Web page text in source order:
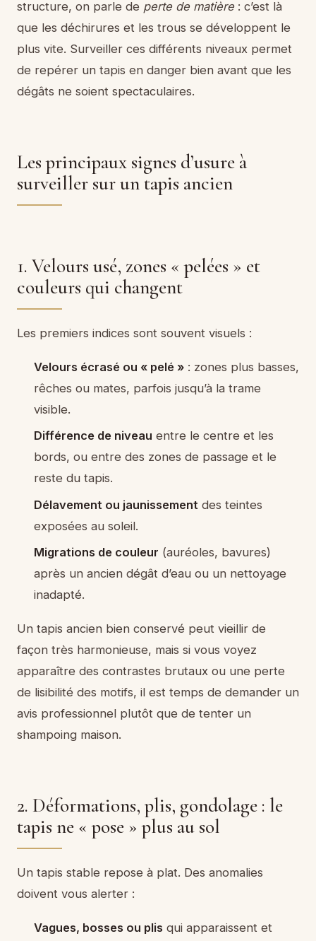
structure, on parle de perte de matière: c’est là
que les déchirures et les trous se développent le
plus vite. Surveiller ces différents niveaux permet
de repérer un tapis en danger bien avant que les
dégâts ne soient spectaculaires.
Les principaux signes d’usure à
surveiller sur un tapis ancien
1. Velours usé, zones « pelées » et
couleurs qui changent
Les premiers indices sont souvent visuels :
Velours écrasé ou « pelé »: zones plus basses,
rêches ou mates, parfois jusqu’à la trame
visible.
Différence de niveau entre le centre et les
bords, ou entre des zones de passage et le
reste du tapis.
Délavement ou jaunissement des teintes
exposées au soleil.
Migrations de couleur (auréoles, bavures)
après un ancien dégât d’eau ou un nettoyage
inadapté.
Un tapis ancien bien conservé peut vieillir de
façon très harmonieuse, mais si vous voyez
apparaître des contrastes brutaux ou une perte
de lisibilité des motifs, il est temps de demander un
avis professionnel plutôt que de tenter un
shampoing maison.
2. Déformations, plis, gondolage : le
tapis ne « pose » plus au sol
Un tapis stable repose à plat. Des anomalies
doivent vous alerter :
Vagues, bosses ou plis qui apparaissent et